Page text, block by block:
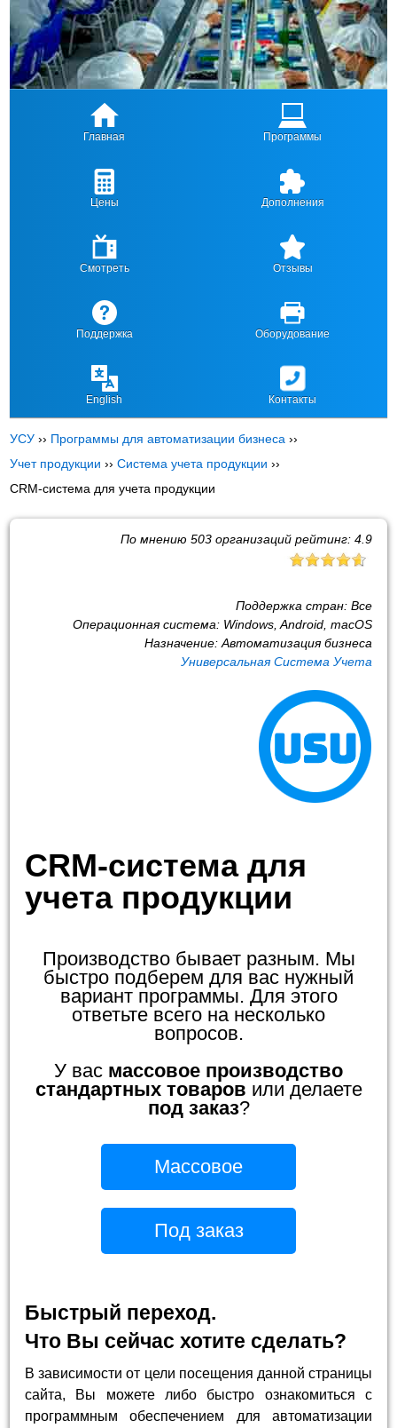
Главная Программы
Цены Дополнения
Смотреть Отзывы
Поддержка Оборудование
English Контакты
УСУ ›› Программы для автоматизации бизнеса ››
Учет продукции ››Система учета продукции ››
CRM-система для учета продукции
По мнению 503организаций рейтинг: 4.9
Поддержка стран: Все
Операционная система: Windows, Android, macOS
Назначение: Автоматизация бизнеса
Универсальная Система Учета
CRM-система для
учета продукции
Производство бывает разным. Мы
быстро подберем для вас нужный
вариант программы. Для этого
ответьте всего на несколько
вопросов.
У вас массовое производство
стандартных товаров или делаете
под заказ?
Массовое
Под заказ
Быстрый переход.
Что Вы сейчас хотите сделать?
В зависимости от цели посещения данной страницы
сайта, Вы можете либо быстро ознакомиться с
программным обеспечением для автоматизации